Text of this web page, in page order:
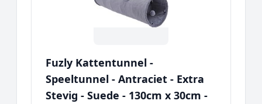
Fuzly Kattentunnel -
Speeltunnel - Antraciet - Extra
Stevig - Suede - 130cm x 30cm -